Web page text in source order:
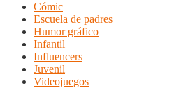
Cómic
Escuela de padres
Humor gráfico
Infantil
Influencers
Juvenil
Videojuegos